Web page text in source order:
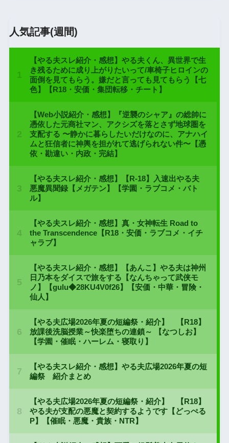
人気記事(週間)